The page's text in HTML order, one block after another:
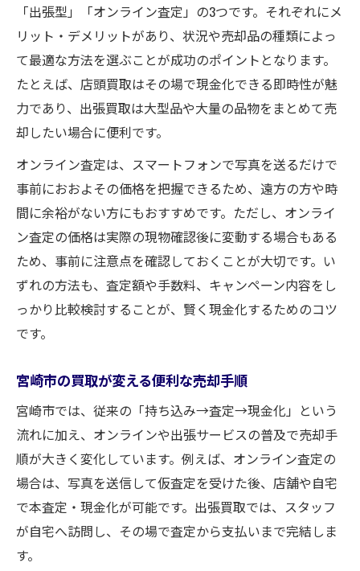
買取価格に納得できる宮崎の注目サービス
「出張型」「オンライン査定」の3つです。それぞれにメ
リット・デメリットがあり、状況や売却品の種類によっ
て最適な方法を選ぶことが成功のポイントとなります。
たとえば、店頭買取はその場で現金化できる即時性が魅
力であり、出張買取は大型品や大量の品物をまとめて売
却したい場合に便利です。
オンライン査定は、スマートフォンで写真を送るだけで
事前におおよその価格を把握できるため、遠方の方や時
間に余裕がない方にもおすすめです。ただし、オンライ
ン査定の価格は実際の現物確認後に変動する場合もある
ため、事前に注意点を確認しておくことが大切です。い
ずれの方法も、査定額や手数料、キャンペーン内容をし
っかり比較検討することが、賢く現金化するためのコツ
です。
宮崎市の買取が変える便利な売却手順
宮崎市では、従来の「持ち込み→査定→現金化」という
流れに加え、オンラインや出張サービスの普及で売却手
順が大きく変化しています。例えば、オンライン査定の
場合は、写真を送信して仮査定を受けた後、店舗や自宅
で本査定・現金化が可能です。出張買取では、スタッフ
が自宅へ訪問し、その場で査定から支払いまで完結しま
す。